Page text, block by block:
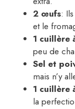
2 œufs:
et le
1 cuillère
peu de
Sel et
mais n’y
1 cuillère
la